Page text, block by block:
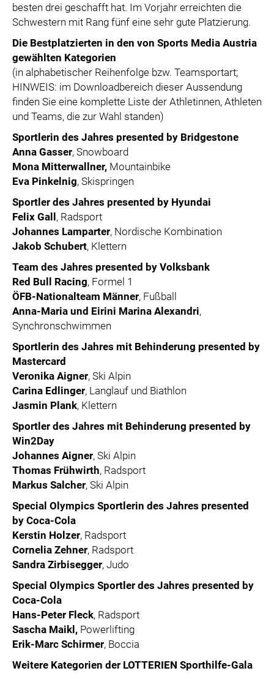
besten drei geschafft hat. Im Vorjahr erreichten die
Schwestern mit Rang fünf eine sehr gute Platzierung.
Die Bestplatzierten in den von Sports Media Austria
gewählten Kategorien
(in alphabetischer Reihenfolge bzw. Teamsportart;
HINWEIS: im Downloadbereich dieser Aussendung
finden Sie eine komplette Liste der Athletinnen, Athleten
und Teams, die zur Wahl standen)
Sportlerin des Jahres presented by Bridgestone
Anna Gasser, Snowboard
Mona Mitterwallner, Mountainbike
Eva Pinkelnig, Skispringen
Sportler des Jahres presented by Hyundai
Felix Gall, Radsport
Johannes Lamparter, Nordische Kombination
Jakob Schubert, Klettern
Team des Jahres presented by Volksbank
Red Bull Racing, Formel 1
ÖFB-Nationalteam Männer, Fußball
Anna-Maria und Eirini Marina Alexandri,
Synchronschwimmen
Sportlerin des Jahres mit Behinderung presented by
Mastercard
Veronika Aigner, Ski Alpin
Carina Edlinger, Langlauf und Biathlon
Jasmin Plank, Klettern
Sportler des Jahres mit Behinderung presented by
Win2Day
Johannes Aigner, Ski Alpin
Thomas Frühwirth, Radsport
Markus Salcher, Ski Alpin
Special Olympics Sportlerin des Jahres presented
by Coca-Cola
Kerstin Holzer, Radsport
Cornelia Zehner, Radsport
Sandra Zirbisegger, Judo
Special Olympics Sportler des Jahres presented by
Coca-Cola
Hans-Peter Fleck, Radsport
Sascha Maikl, Powerlifting
Erik-Marc Schirmer, Boccia
Weitere Kategorien der LOTTERIEN Sporthilfe-Gala